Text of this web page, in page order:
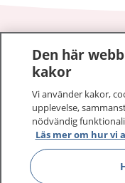
På 1177.se får du
sjukdomar och
Logga in för att
vårdärenden. Ring
1177 ger dig råd
Den här
kakor
Vi använder kakor,
upplevelse,
nödvändig
Läs mer om hur vi